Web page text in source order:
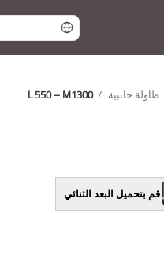
طاولة جانبية L 550 – M1300
قم بتحميل البعد الثنائي